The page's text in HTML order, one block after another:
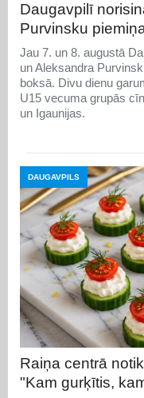
Daugavpilī
Purvinsku
Jau 7. un 8. augustā
un Aleksandra
boksā. Divu dienu
U15 vecuma grupās
un Igaunijas.
DAUGAVPILS
Raiņa centrā
"Kam gurķītis,